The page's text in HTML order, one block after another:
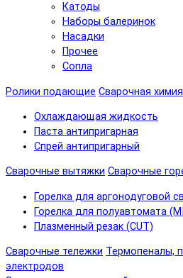
Катоды
Наборы балеринок
Насадки
Прочее
Сопла
Ролики подающие Сварочная химия
Охлаждающая жидкость
Паста антипригарная
Спрей антипригарный
Сварочные вытяжки Сварочные
Горелка для аргонодуговой
Горелка для полуавтомата
Плазменный резак (CUT)
Сварочные тележки Термопеналы,
электродов